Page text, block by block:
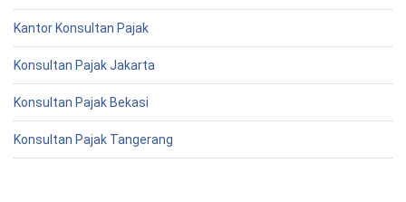
Kantor Konsultan Pajak
Konsultan Pajak Jakarta
Konsultan Pajak Bekasi
Konsultan Pajak Tangerang